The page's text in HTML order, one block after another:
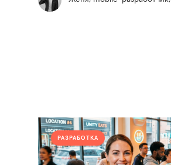
РАЗРАБОТКА